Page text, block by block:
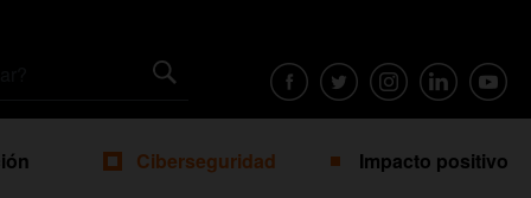
Ciberseguridad Impacto positivo